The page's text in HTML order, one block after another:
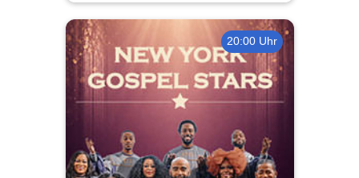
20:00 Uhr